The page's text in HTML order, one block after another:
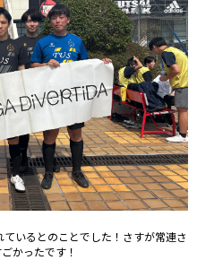
いるとのことでした！さすが常連さ
かったです！